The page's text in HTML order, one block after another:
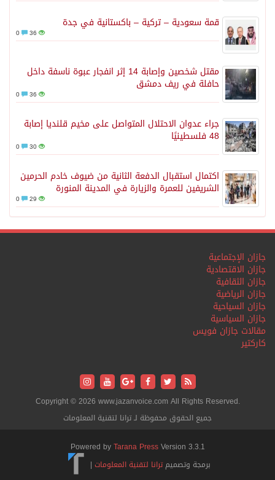
قمة سعودية – تركية – باكستانية في جدة
36
مقتل شخصين وإصابة 14 إثر انفجار عبوة ناسفة داخل
حافلة في ريف دمشق
36
جراء عدوان الاحتلال المتواصل على مخيم قلنديا إصابة
48 فلسطينيًا
30
اكتمال استقبال الدفعة الثانية من ضيوف خادم الحرمين
الشريفين للعمرة والزيارة في المدينة المنورة
29
جازان الإجتماعية
جازان الاقتصادية
جازان الثقافية
جازان الرياضية
جازان السياحية
جازان السياسية
مقالات جازان فويس
كاركتير
Copyright © 2026 www.jazanvoice.com All Rights Reserved.
جميع الحقوق محفوظة لـ ترانا لتقنية المعلومات
Powered byTarana PressVersion 3.3.1
برمجة وتصميمترانا لتقنية المعلومات |